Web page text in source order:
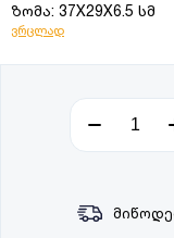
ზომა: 37X29X6.5 სმ
ვრცლად